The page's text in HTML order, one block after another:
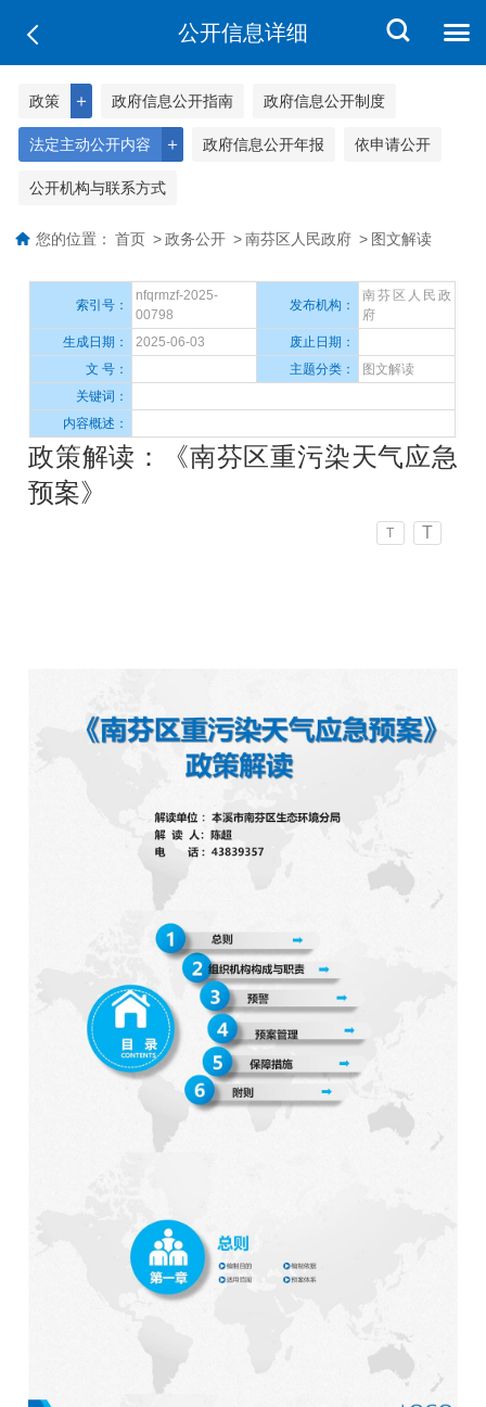
公开信息详细
＋
政策 政府信息公开指南 政府信息公开制度
＋
法定主动公开内容 政府信息公开年报 依申请公开
公开机构与联系方式
您的位置： 首页 > 政务公开 > 南芬区人民政府 > 图文解读
索引号：
nfqrmzf-2025-
00798
发布机构：
南芬区人民政
府
生成日期：
2025-06-03
废止日期：
文 号：
主题分类：
图文解读
关键词：
内容概述：
政策解读：《南芬区重污染天气应急
预案》
T T